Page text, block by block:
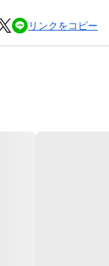
リンクをコピー